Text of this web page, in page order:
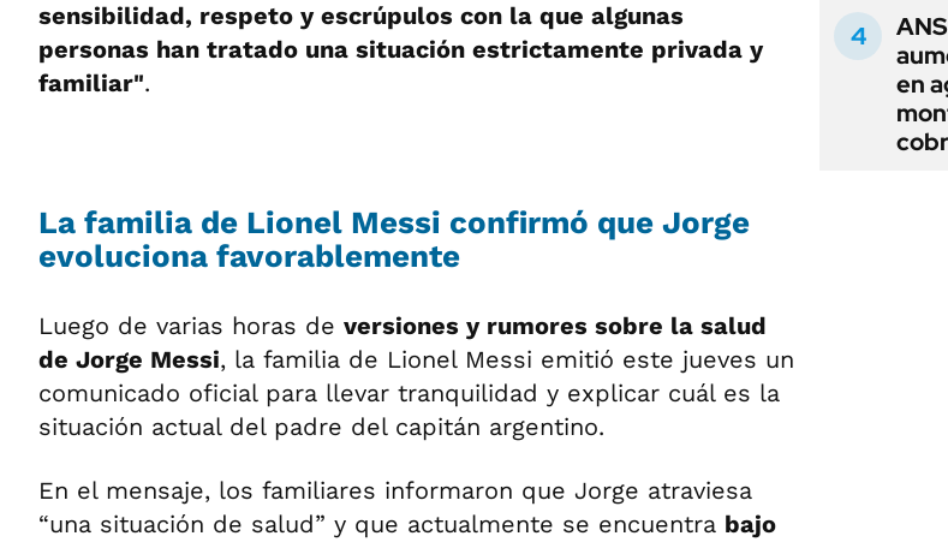
sensibilidad, respeto y escrúpulos con la que algunas
personas han tratado una situación estrictamente privada y
familiar".
La familia de Lionel Messi confirmó que Jorge
evoluciona favorablemente
Luego de varias horas de versiones y rumores sobre la salud
de Jorge Messi, la familia de Lionel Messi emitió este jueves un
comunicado oficial para llevar tranquilidad y explicar cuál es la
situación actual del padre del capitán argentino.
En el mensaje, los familiares informaron que Jorge atraviesa
“una situación de salud” y que actualmente se encuentra bajo
en